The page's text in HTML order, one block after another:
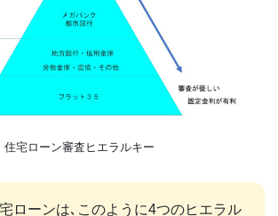
住宅ローン審査ヒエラルキー
ローンは､このように4つのヒエラル